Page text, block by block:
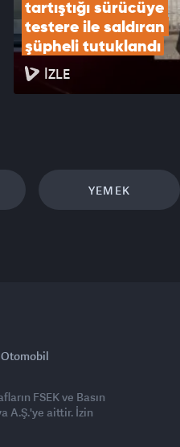
tartıştığı sürücüye
testere ile saldıran
şüpheli tutuklandı
İZLE
YEMEK
Otomobil
FSEK ve Basın
A.Ş.'ye aittir. İzin